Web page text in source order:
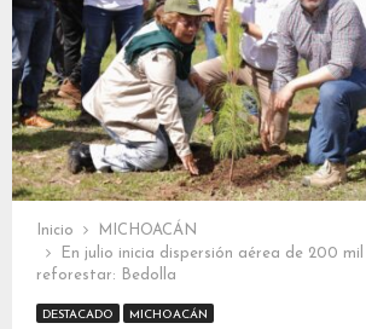
Inicio
MICHOACÁN
En julio inicia dispersión aérea de 200
reforestar: Bedolla
DESTACADO MICHOACÁN